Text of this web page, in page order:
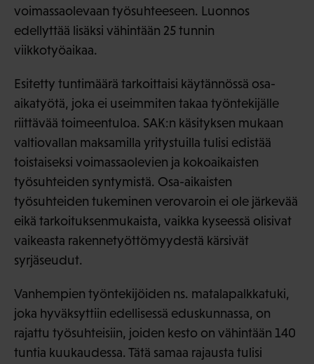
voimassaolevaan työsuhteeseen. Luonnos
edellyttää lisäksi vähintään 25 tunnin
viikkotyöaikaa.
Esitetty tuntimäärä tarkoittaisi käytännössä osa-
aikatyötä, joka ei useimmiten takaa työntekijälle
riittävää toimeentuloa. SAK:n käsityksen mukaan
valtiovallan maksamilla yritystuilla tulisi edistää
toistaiseksi voimassaolevien ja kokoaikaisten
työsuhteiden syntymistä. Osa-aikaisten
työsuhteiden tukeminen verovaroin ei ole järkevää
eikä tarkoituksenmukaista, vaikka kyseessä olisivat
vaikeasta rakennetyöttömyydestä kärsivät
syrjäseudut.
Vanhempien työntekijöiden ns. matalapalkkatuki,
joka hyväksyttiin edellisessä eduskunnassa, on
rajattu työsuhteisiin, joiden kesto on vähintään 140
tuntia kuukaudessa. Tätä samaa rajausta tulisi